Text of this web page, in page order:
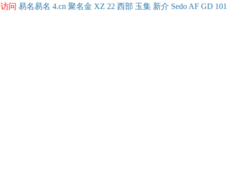
访问 易名易名 4.cn 聚名金 XZ 22 西部 玉集 新介 Sedo AF GD 101